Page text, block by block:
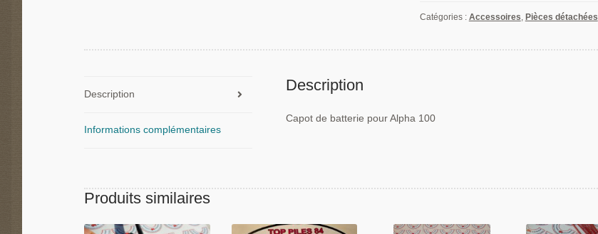
batterie
Catégories : Accessoires Pièces détachées
Description
Informations complémentaires
Description
Capot de batterie pour Alpha 100
Produits similaires